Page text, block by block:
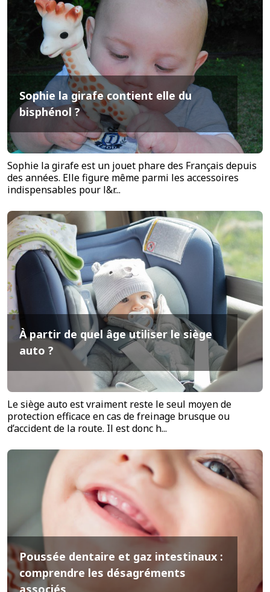
Sophie la girafe contient elle du
bisphénol ?
Sophie la girafe est un jouet phare des Français depuis
des années. Elle figure même parmi les accessoires
indispensables pour l&r...
À partir de quel âge utiliser le siège
auto ?
Le siège auto est vraiment reste le seul moyen de
protection efficace en cas de freinage brusque ou
d’accident de la route. Il est donc h...
Poussée dentaire et gaz intestinaux :
comprendre les désagréments